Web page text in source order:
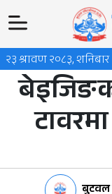
२३ श्रावण २०८३, शनिबार
बुटवल